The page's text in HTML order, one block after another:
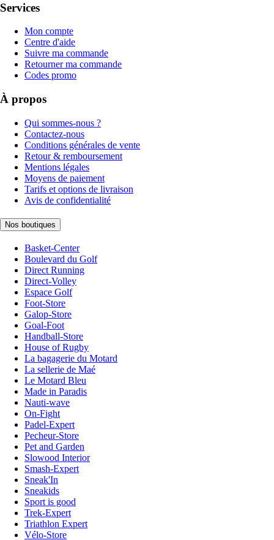
Services
Mon compte
Centre d'aide
Suivre ma commande
Retourner ma commande
Codes promo
À propos
Qui sommes-nous ?
Contactez-nous
Conditions générales de vente
Retour & remboursement
Mentions légales
Moyens de paiement
Tarifs et options de livraison
Avis de confidentialité
Nos boutiques
Basket-Center
Boulevard du Golf
Direct Running
Direct-Volley
Espace Golf
Foot-Store
Galop-Store
Goal-Foot
Handball-Store
House of Rugby
La bagagerie du Motard
La sellerie de Maé
Le Motard Bleu
Made in Paradis
Nauti-wave
On-Fight
Padel-Expert
Pecheur-Store
Pet and Garden
Slowood Interior
Smash-Expert
Sneak'In
Sneakids
Sport is good
Trek-Expert
Triathlon Expert
Vélo-Store